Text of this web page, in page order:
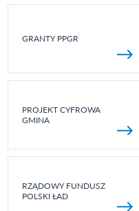
GRANTY PPGR
PROJEKT CYFROWA
GMINA
RZĄDOWY FUNDUSZ
POLSKI ŁAD